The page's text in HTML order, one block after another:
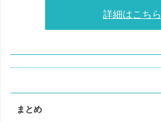
詳細はこちら
まとめ